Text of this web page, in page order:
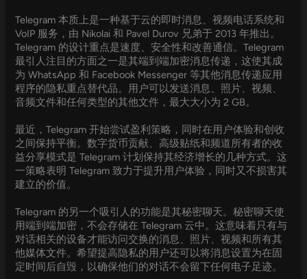
Telegram 本质上是一种基于云的即时消息、视频电话系统和
VoIP 服务，由 Nikolai 和 Pavel Durov 兄弟于 2013 年推出。
Telegram 的设计重点是速度、安全性和改善通信。Telegram
最引人注目的方面之一是其端到端加密消息传递，这使其成
为 WhatsApp 和 Facebook Messenger 等其他消息传递应用
程序的隐私重点替代品。用户可以发送消息、照片、视频、
音频文件和任何类型的其他文件，最大大小为 2 GB。
最近，Telegram 开始尝试盈利策略，同时在用户体验和创收
之间保持平衡。数字货币贡献、高级贴纸和频道所有者的收
益分享模式是 Telegram 计划保持其经济增长的几种方式。这
一策略表明 Telegram 致力于提升用户体验，同时又不损害其
建立的价值。
Telegram 的另一个吸引人的功能是其秘密聊天。秘密聊天使
用端到端加密，不会存储在 Telegram 云中。这意味着只有与
对话相关的设备才能访问交换的消息、照片、视频和所有其
他媒体文件。希望提高隐私的用户还可以将消息设置为在固
定时间后自毁，以确保他们的对话不会留下任何电子足迹。